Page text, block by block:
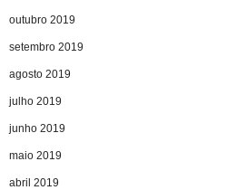
outubro 2019
setembro 2019
agosto 2019
julho 2019
junho 2019
maio 2019
abril 2019